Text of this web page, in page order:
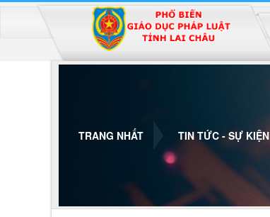
TRANG NHẤT TIN TỨC - SỰ KIỆN
Đã kết nối EMC